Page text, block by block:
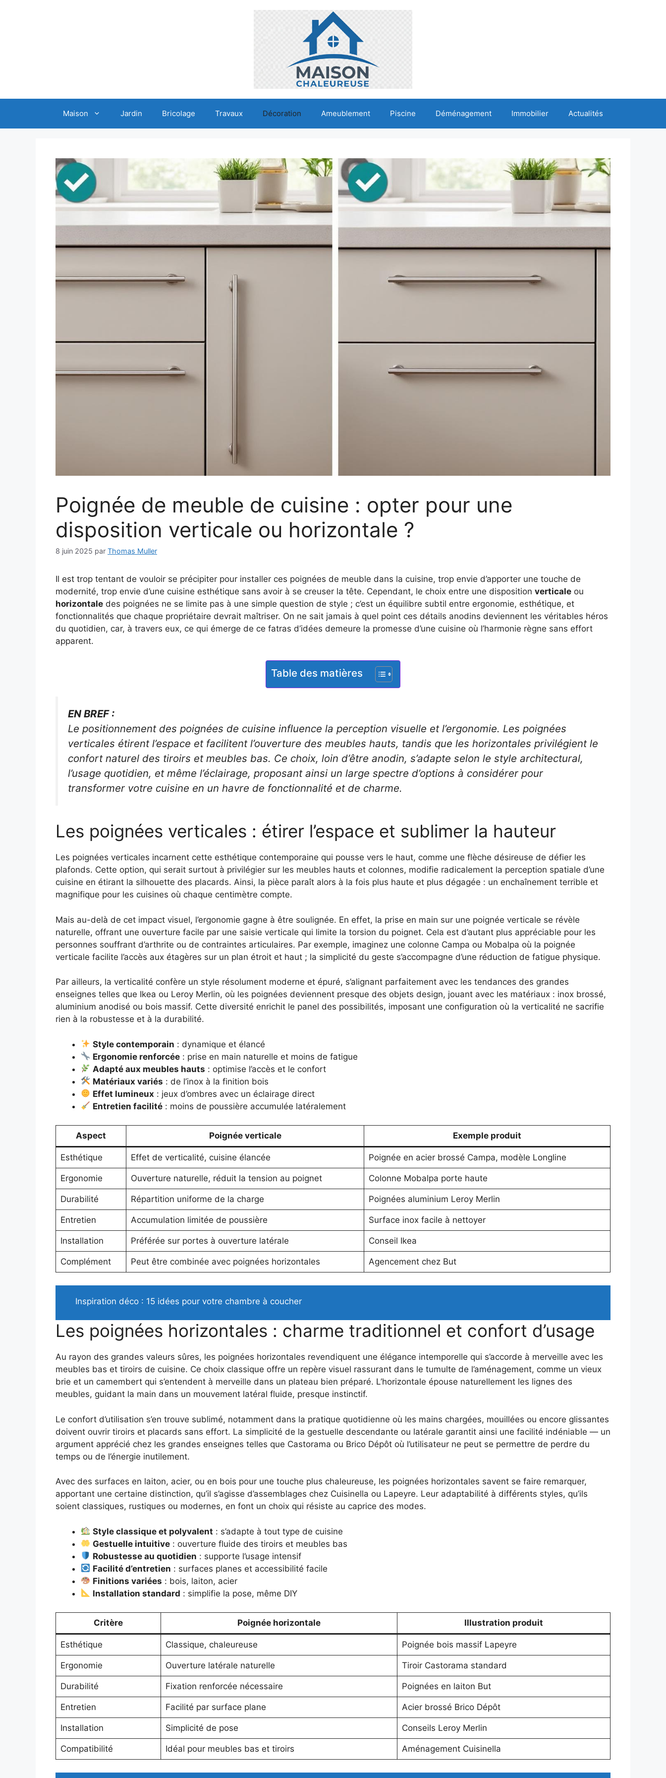
Maison Jardin Bricolage Travaux Décoration Ameublement Piscine Déménagement Immobilier Actualités
Poignée de meuble de cuisine : opter pour une
disposition verticale ou horizontale ?
8 juin 2025 par Thomas Muller
Il est trop tentant de vouloir se précipiter pour installer ces poignées de meuble dans la cuisine, trop envie d’apporter une touche de
modernité, trop envie d’une cuisine esthétique sans avoir à se creuser la tête. Cependant, le choix entre une disposition verticale ou
horizontale des poignées ne se limite pas à une simple question de style ; c’est un équilibre subtil entre ergonomie, esthétique, et
fonctionnalités que chaque propriétaire devrait maîtriser. On ne sait jamais à quel point ces détails anodins deviennent les véritables héros
du quotidien, car, à travers eux, ce qui émerge de ce fatras d’idées demeure la promesse d’une cuisine où l’harmonie règne sans effort
apparent.
Table des matières
EN BREF :
Le positionnement des poignées de cuisine influence la perception visuelle et l’ergonomie. Les poignées
verticales étirent l’espace et facilitent l’ouverture des meubles hauts, tandis que les horizontales privilégient le
confort naturel des tiroirs et meubles bas. Ce choix, loin d’être anodin, s’adapte selon le style architectural,
l’usage quotidien, et même l’éclairage, proposant ainsi un large spectre d’options à considérer pour
transformer votre cuisine en un havre de fonctionnalité et de charme.
Les poignées verticales : étirer l’espace et sublimer la hauteur
Les poignées verticales incarnent cette esthétique contemporaine qui pousse vers le haut, comme une flèche désireuse de défier les
plafonds. Cette option, qui serait surtout à privilégier sur les meubles hauts et colonnes, modifie radicalement la perception spatiale d’une
cuisine en étirant la silhouette des placards. Ainsi, la pièce paraît alors à la fois plus haute et plus dégagée : un enchaînement terrible et
magnifique pour les cuisines où chaque centimètre compte.
Mais au-delà de cet impact visuel, l’ergonomie gagne à être soulignée. En effet, la prise en main sur une poignée verticale se révèle
naturelle, offrant une ouverture facile par une saisie verticale qui limite la torsion du poignet. Cela est d’autant plus appréciable pour les
personnes souffrant d’arthrite ou de contraintes articulaires. Par exemple, imaginez une colonne Campa ou Mobalpa où la poignée
verticale facilite l’accès aux étagères sur un plan étroit et haut ; la simplicité du geste s’accompagne d’une réduction de fatigue physique.
Par ailleurs, la verticalité confère un style résolument moderne et épuré, s’alignant parfaitement avec les tendances des grandes
enseignes telles que Ikea ou Leroy Merlin, où les poignées deviennent presque des objets design, jouant avec les matériaux : inox brossé,
aluminium anodisé ou bois massif. Cette diversité enrichit le panel des possibilités, imposant une configuration où la verticalité ne sacrifie
rien à la robustesse et à la durabilité.
Style contemporain : dynamique et élancé
Ergonomie renforcée : prise en main naturelle et moins de fatigue
Adapté aux meubles hauts : optimise l’accès et le confort
Matériaux variés : de l’inox à la finition bois
Effet lumineux : jeux d’ombres avec un éclairage direct
Entretien facilité : moins de poussière accumulée latéralement
Aspect Poignée verticale Exemple produit
Esthétique Effet de verticalité, cuisine élancée Poignée en acier brossé Campa, modèle Longline
Ergonomie Ouverture naturelle, réduit la tension au poignet Colonne Mobalpa porte haute
Durabilité Répartition uniforme de la charge Poignées aluminium Leroy Merlin
Entretien Accumulation limitée de poussière Surface inox facile à nettoyer
Installation Préférée sur portes à ouverture latérale Conseil Ikea
Complément Peut être combinée avec poignées horizontales Agencement chez But
Inspiration déco : 15 idées pour votre chambre à coucher
Les poignées horizontales : charme traditionnel et confort d’usage
Au rayon des grandes valeurs sûres, les poignées horizontales revendiquent une élégance intemporelle qui s’accorde à merveille avec les
meubles bas et tiroirs de cuisine. Ce choix classique offre un repère visuel rassurant dans le tumulte de l’aménagement, comme un vieux
brie et un camembert qui s’entendent à merveille dans un plateau bien préparé. L’horizontale épouse naturellement les lignes des
meubles, guidant la main dans un mouvement latéral fluide, presque instinctif.
Le confort d’utilisation s’en trouve sublimé, notamment dans la pratique quotidienne où les mains chargées, mouillées ou encore glissantes
doivent ouvrir tiroirs et placards sans effort. La simplicité de la gestuelle descendante ou latérale garantit ainsi une facilité indéniable — un
argument apprécié chez les grandes enseignes telles que Castorama ou Brico Dépôt où l’utilisateur ne peut se permettre de perdre du
temps ou de l’énergie inutilement.
Avec des surfaces en laiton, acier, ou en bois pour une touche plus chaleureuse, les poignées horizontales savent se faire remarquer,
apportant une certaine distinction, qu’il s’agisse d’assemblages chez Cuisinella ou Lapeyre. Leur adaptabilité à différents styles, qu’ils
soient classiques, rustiques ou modernes, en font un choix qui résiste au caprice des modes.
Style classique et polyvalent : s’adapte à tout type de cuisine
Gestuelle intuitive : ouverture fluide des tiroirs et meubles bas
Robustesse au quotidien : supporte l’usage intensif
Facilité d’entretien : surfaces planes et accessibilité facile
Finitions variées : bois, laiton, acier
Installation standard : simplifie la pose, même DIY
Critère Poignée horizontale Illustration produit
Esthétique Classique, chaleureuse Poignée bois massif Lapeyre
Ergonomie Ouverture latérale naturelle Tiroir Castorama standard
Durabilité Fixation renforcée nécessaire Poignées en laiton But
Entretien Facilité par surface plane Acier brossé Brico Dépôt
Installation Simplicité de pose Conseils Leroy Merlin
Compatibilité Idéal pour meubles bas et tiroirs Aménagement Cuisinella